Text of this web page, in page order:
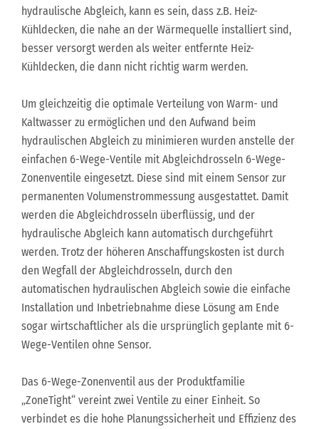
hydraulische Abgleich, kann es sein, dass z.B. Heiz-
Kühldecken, die nahe an der Wärmequelle installiert sind,
besser versorgt werden als weiter entfernte Heiz-
Kühldecken, die dann nicht richtig warm werden.
Um gleichzeitig die optimale Verteilung von Warm- und
Kaltwasser zu ermöglichen und den Aufwand beim
hydraulischen Abgleich zu minimieren wurden anstelle der
einfachen 6-Wege-Ventile mit Abgleichdrosseln 6-Wege-
Zonenventile eingesetzt. Diese sind mit einem Sensor zur
permanenten Volumenstrommessung ausgestattet. Damit
werden die Abgleichdrosseln überflüssig, und der
hydraulische Abgleich kann automatisch durchgeführt
werden. Trotz der höheren Anschaffungskosten ist durch
den Wegfall der Abgleichdrosseln, durch den
automatischen hydraulischen Abgleich sowie die einfache
Installation und Inbetriebnahme diese Lösung am Ende
sogar wirtschaftlicher als die ursprünglich geplante mit 6-
Wege-Ventilen ohne Sensor.
Das 6-Wege-Zonenventil aus der Produktfamilie
„ZoneTight“ vereint zwei Ventile zu einer Einheit. So
verbindet es die hohe Planungssicherheit und Effizienz des